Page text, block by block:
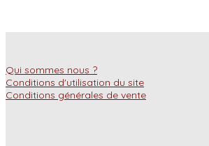
Qui sommes nous ?
Conditions d'utilisation du site
Conditions générales de vente